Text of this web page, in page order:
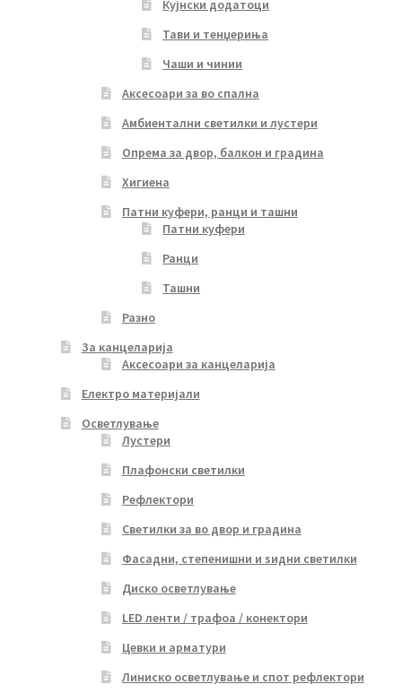
Кујнски додатоци
Тави и тенџериња
Чаши и чинии
Аксесоари за во спална
Амбиентални светилки и лустери
Опрема за двор, балкон и градина
Хигиена
Патни куфери, ранци и ташни
Патни куфери
Ранци
Ташни
Разно
За канцеларија
Аксесоари за канцеларија
Електро материјали
Осветлување
Лустери
Плафонски светилки
Рефлектори
Светилки за во двор и градина
Фасадни, степенишни и ѕидни светилки
Диско осветлување
LED ленти / трафоа / конектори
Цевки и арматури
Линиско осветлување и спот рефлектори